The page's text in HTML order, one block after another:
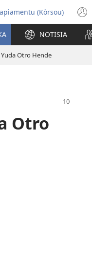
Skohe
Idioma
(Kòrsou)
NOTISIA
Otro Hende
Otro